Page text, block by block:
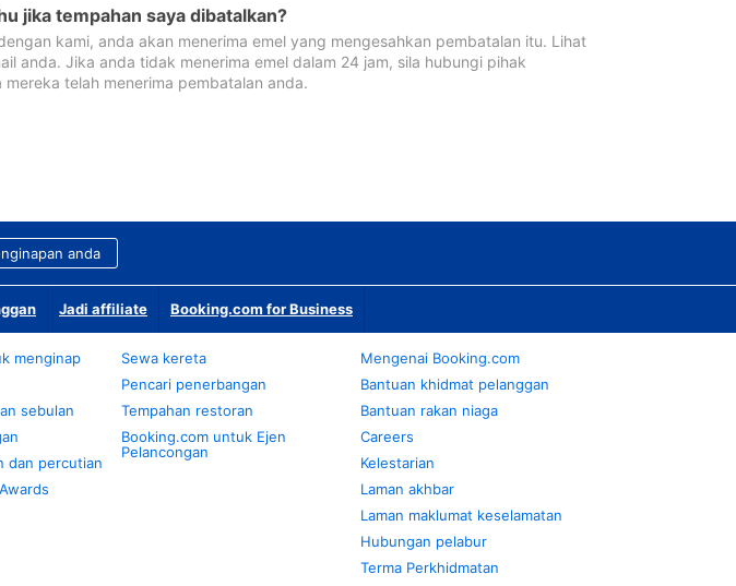
jika tempahan saya dibatalkan?
kami, anda akan menerima emel yang mengesahkan pembatalan itu. Lihat
anda. Jika anda tidak menerima emel dalam 24 jam, sila hubungi pihak
telah menerima pembatalan anda.
anda
Jadi affiliate Booking.com for Business
menginap
sebulan
dan percutian
Sewa kereta
Pencari penerbangan
Tempahan restoran
Booking.com untuk Ejen
Pelancongan
Mengenai Booking.com
Bantuan khidmat pelanggan
Bantuan rakan niaga
Careers
Kelestarian
Laman akhbar
Laman maklumat keselamatan
Hubungan pelabur
Terma Perkhidmatan